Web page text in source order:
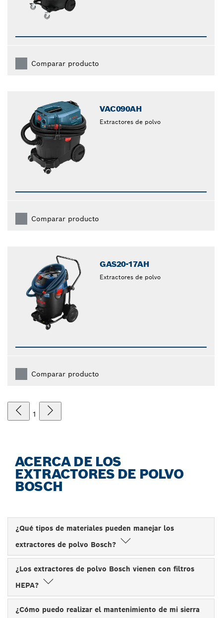
Comparar producto
VAC090AH
Extractores de polvo
Comparar producto
GAS20-17AH
Extractores de polvo
Comparar producto
1
ACERCA DE LOS
EXTRACTORES DE POLVO
BOSCH
¿Qué tipos de materiales pueden manejar los
extractores de polvo Bosch?
¿Los extractores de polvo Bosch vienen con filtros
HEPA?
¿Cómo puedo realizar el mantenimiento de mi sierra